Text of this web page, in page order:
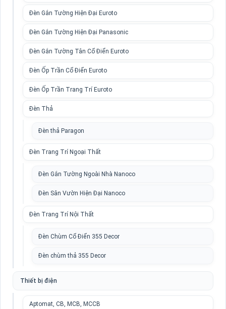
Đèn Gắn Tường Hiện Đại Euroto
Đèn Gắn Tường Hiện Đại Panasonic
Đèn Gắn Tường Tân Cổ Điển Euroto
Đèn Ốp Trần Cổ Điển Euroto
Đèn Ốp Trần Trang Trí Euroto
Đèn Thả
Đèn thả Paragon
Đèn Trang Trí Ngoại Thất
Đèn Gắn Tường Ngoài Nhà Nanoco
Đèn Sân Vườn Hiện Đại Nanoco
Đèn Trang Trí Nội Thất
Đèn Chùm Cổ Điển 355 Decor
Đèn chùm thả 355 Decor
Thiết bị điện
Aptomat, CB, MCB, MCCB